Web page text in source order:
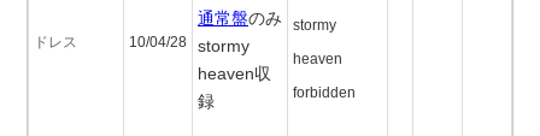
ドレス 10/04/28
通常盤のみ
stormy
heaven収
録
stormy
heaven
forbidden